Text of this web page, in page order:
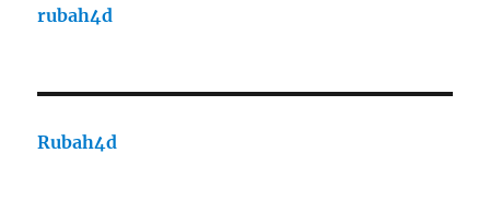
rubah4d
Rubah4d